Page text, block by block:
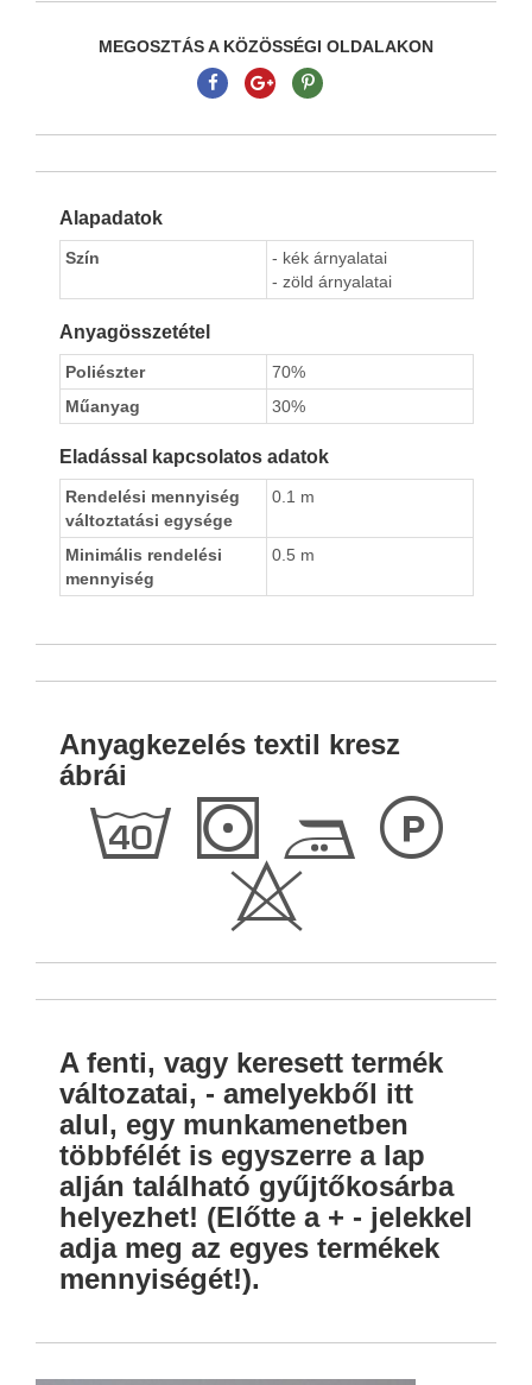
MEGOSZTÁS A KÖZÖSSÉGI OLDALAKON
Alapadatok
Szín
- kék árnyalatai
- zöld árnyalatai
Anyagösszetétel
Poliészter
70%
Műanyag
30%
Eladással kapcsolatos adatok
Rendelési mennyiség
változtatási egysége
0.1 m
Minimális rendelési
mennyiség
0.5 m
Anyagkezelés textil kresz
ábrái
h S E L
H
A fenti, vagy keresett termék
változatai, - amelyekből itt
alul, egy munkamenetben
többfélét is egyszerre a lap
alján található gyűjtőkosárba
helyezhet! (Előtte a + - jelekkel
adja meg az egyes termékek
mennyiségét!).